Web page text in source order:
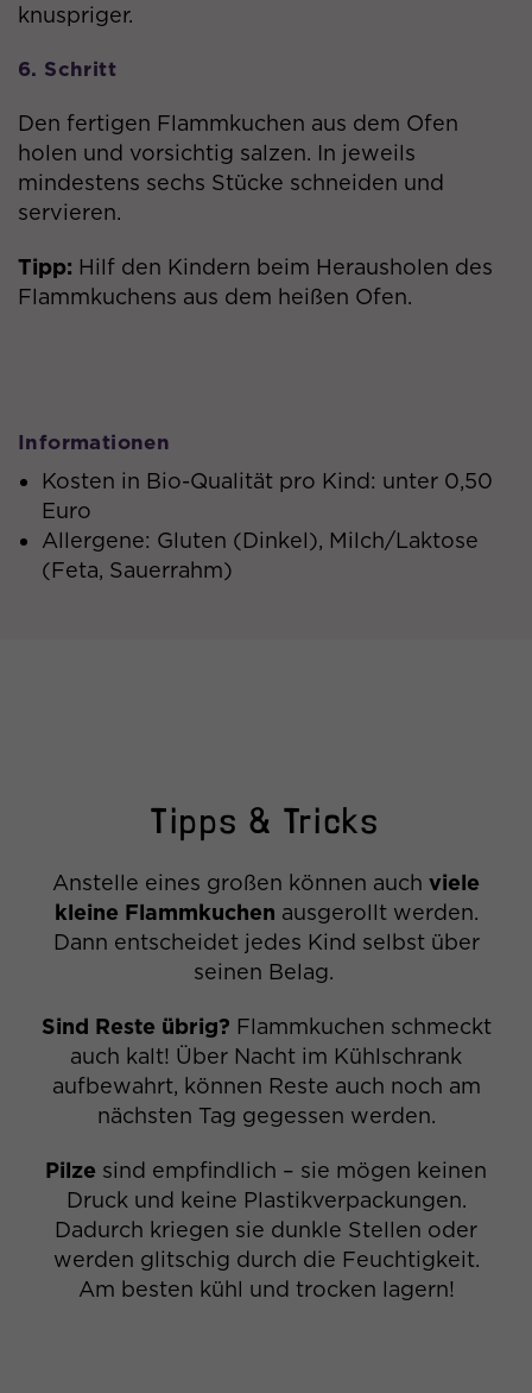
knuspriger.
6. Schritt
Den fertigen Flammkuchen aus dem Ofen
holen und vorsichtig salzen. In jeweils
mindestens sechs Stücke schneiden und
servieren.
Tipp: Hilf den Kindern beim Herausholen des
Flammkuchens aus dem heißen Ofen.
Informationen
Kosten in Bio-Qualität pro Kind: unter 0,50
Euro
Allergene: Gluten (Dinkel), Milch/Laktose
(Feta, Sauerrahm)
Tipps & Tricks
Anstelle eines großen können auch viele
kleine Flammkuchen ausgerollt werden.
Dann entscheidet jedes Kind selbst über
seinen Belag.
Sind Reste übrig? Flammkuchen schmeckt
auch kalt! Über Nacht im Kühlschrank
aufbewahrt, können Reste auch noch am
nächsten Tag gegessen werden.
Pilze sind empfindlich – sie mögen keinen
Druck und keine Plastikverpackungen.
Dadurch kriegen sie dunkle Stellen oder
werden glitschig durch die Feuchtigkeit.
Am besten kühl und trocken lagern!
Laufzeit 180 Tage
Zweck
Cookienutzung zu merken. Ihre
der Datenschutzseite ändern.
Anbieter Pardot
Laufzeit 180 Tage
Dieses Cookie ist eine
Sicherheitsmaßnahme, um
Pardot
Laufzeit
Zweck
Dieses LPV-Cookie verhindert, dass
Seitenaufrufe während einer Sitzung
mehrfach verfolgt werden.
Name pardot
Zweck
Ein Sitzungscookie mit dem Namen
pardot wird in im Browser gesetzt,
wenn die Website besucht wird. Das
Cookie kennzeichnet eine aktive